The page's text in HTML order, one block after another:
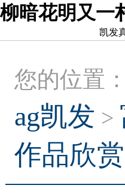
柳暗花明又一
凯发
您的位置：
ag凯发 >
作品欣赏